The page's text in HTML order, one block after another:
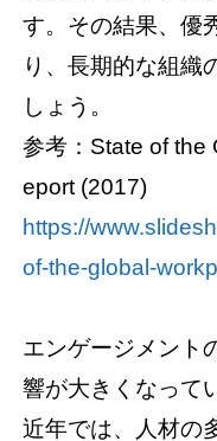
す。その結果、優
り、長期的な組織
しょう。
参考：State of the
eport (2017)
https://
of-the-global-
エンゲージメント
響が大きくなって
近年では、人材の